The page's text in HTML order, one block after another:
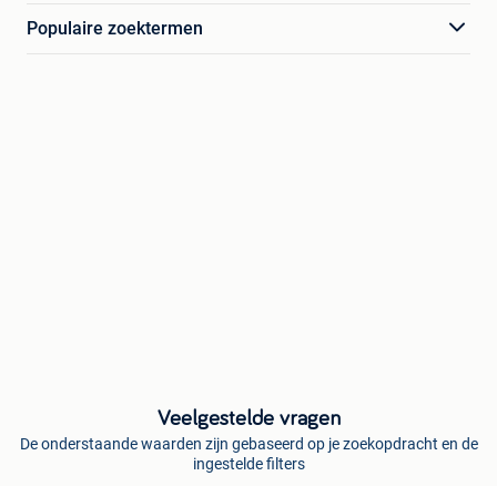
Populaire zoektermen
Veelgestelde vragen
De onderstaande waarden zijn gebaseerd op je zoekopdracht en de
ingestelde filters